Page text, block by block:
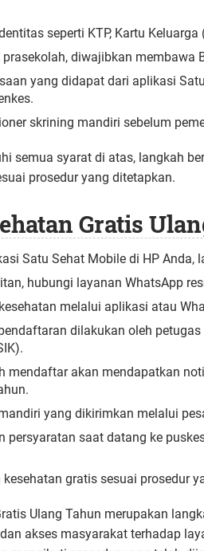
seperti KTP, Kartu
diwajibkan membawa
yang didapat dari aplikasi
skrining mandiri sebelum
semua syarat di atas, langkah
prosedur yang ditetapkan.
Gratis
Satu Sehat Mobile di HP Anda,
hubungi layanan WhatsApp
melalui aplikasi atau
dilakukan oleh
mendaftar akan mendapatkan
yang dikirimkan melalui
persyaratan saat datang ke
gratis sesuai prosedur
Ulang Tahun merupakan
akses masyarakat terhadap